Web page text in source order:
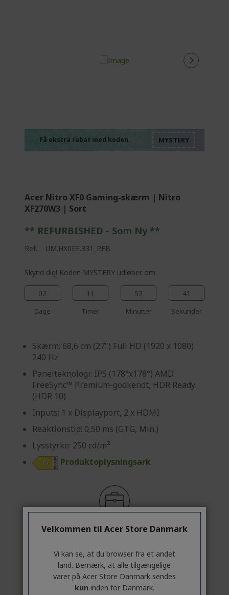
Få ekstra rabat med koden
Acer Nitro XF0 Gaming-skærm | Nitro
XF270W3 | Sort
** REFURBISHED - Som Ny **
Ref. UM.HX0EE.331_RFB
Skynd dig! Koden MYSTERY udløber om:
02
Dage
11
Timer
52
Minutter
40
Sekunder
Skærm: 68,6 cm (27") Full HD (1920 x 1080)
240 Hz
Panelteknologi: IPS (178°x178°) AMD
FreeSync™ Premium-godkendt, HDR Ready
(HDR 10)
Inputs: 1 x Displayport, 2 x HDMI
Reaktionstid: 0,50 ms (GTG, Min.)
Lysstyrke: 250 cd/m²
Produktoplysningsark
Erhvervskunde? Se vores bedste
KONTAKT OS, | OPRET EN ERHVERVSKONTO
Velkommen til Acer Store Danmark
Vi kan se, at du browser fra et andet
land. Bemærk, at alle tilgængelige
varer på Acer Store Danmark sendes
kun inden for Danmark.